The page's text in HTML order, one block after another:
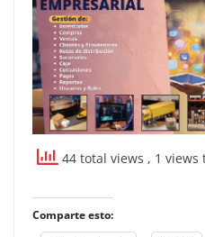
44 total views , 1 views
Comparte esto: